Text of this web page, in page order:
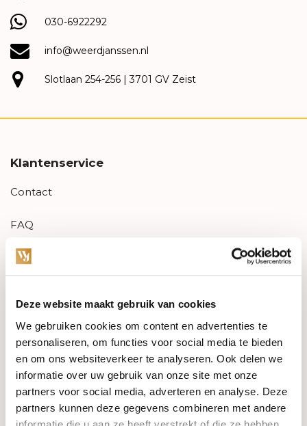
Deze website maakt gebruik van cookies
We gebruiken cookies om content en advertenties te
personaliseren, om functies voor social media te bieden
en om ons websiteverkeer te analyseren. Ook delen we
informatie over uw gebruik van onze site met onze
partners voor social media, adverteren en analyse. Deze
partners kunnen deze gegevens combineren met andere
030-6922292
info@weerdjanssen.nl
Slotlaan 254-256 | 3701 GV Zeist
Klantenservice
Contact
FAQ
Aanbiedingen
Garantie & klachten
Betaalmethodes
Sitemap